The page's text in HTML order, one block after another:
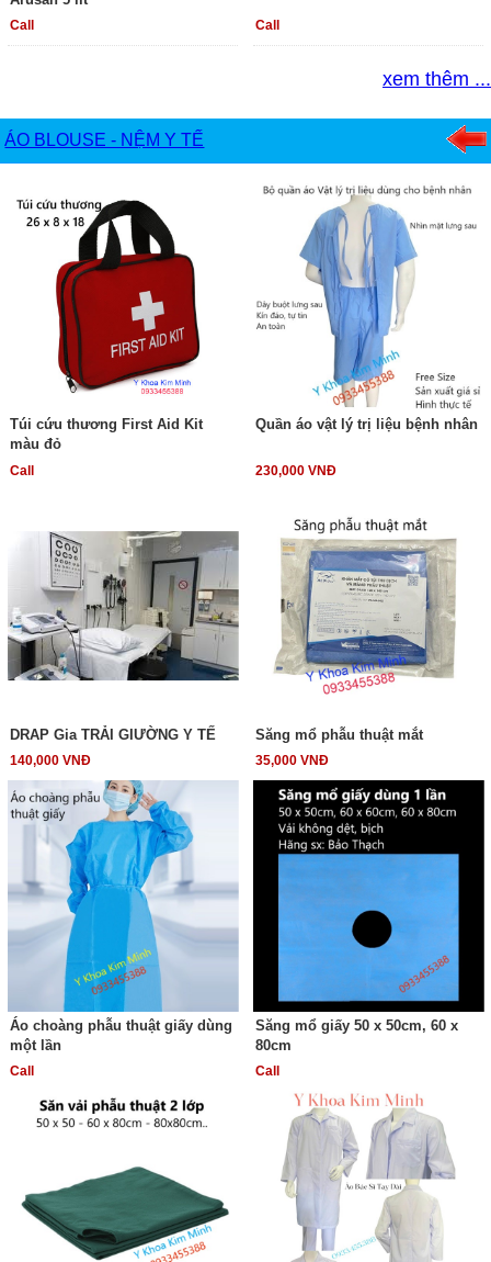
Call Call
xem thêm ...
ÁO BLOUSE - NỆM Y TẾ
Túi cứu thương First Aid Kit
màu đỏ
Call
Quần áo vật lý trị liệu bệnh nhân
230,000 VNĐ
DRAP Gia TRẢI GIƯỜNG Y TẾ
140,000 VNĐ
Săng mổ phẫu thuật mắt
35,000 VNĐ
Áo choàng phẫu thuật giấy dùng
một lần
Call
Săng mổ giấy 50 x 50cm, 60 x
80cm
Call